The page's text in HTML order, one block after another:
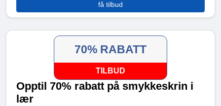
få tilbud
70% RABATT
TILBUD
Opptil 70% rabatt på smykkeskrin i
lær